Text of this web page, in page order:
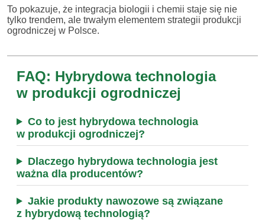
To pokazuje, że integracja biologii i chemii staje się nie
tylko trendem, ale trwałym elementem strategii produkcji
ogrodniczej w Polsce.
FAQ: Hybrydowa technologia
w produkcji ogrodniczej
Co to jest hybrydowa technologia
w produkcji ogrodniczej?
Dlaczego hybrydowa technologia jest
ważna dla producentów?
Jakie produkty nawozowe są związane
z hybrydową technologią?